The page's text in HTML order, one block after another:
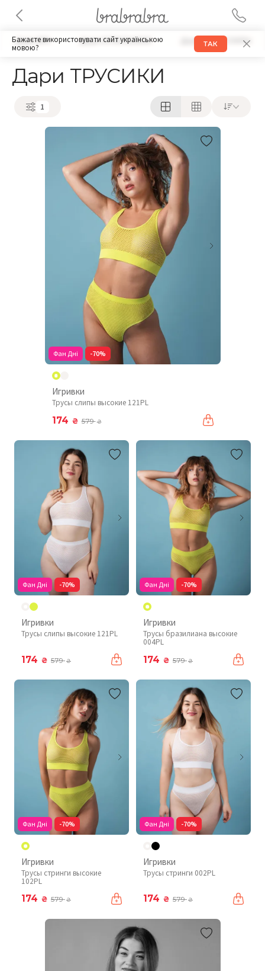
Бажаєте використовувати сайт українською
мовою?
ТАК
Дари БРА Дари КУПАЛЬНИКИ Дари АКСЕССУАРЫ
Дари ТРУСИКИ
1
Фан Дні -70%
Игривки
Трусы слипы высокие 121PL
174 ₴ 579₴
Фан Дні -70%
Игривки
Трусы слипы высокие 121PL
174 ₴ 579₴
Фан Дні -70%
Игривки
Трусы бразилиана высокие
004PL
174 ₴ 579₴
Фан Дні -70%
Игривки
Трусы стринги высокие
102PL
174 ₴ 579₴
Фан Дні -70%
Игривки
Трусы стринги 002PL
174 ₴ 579₴